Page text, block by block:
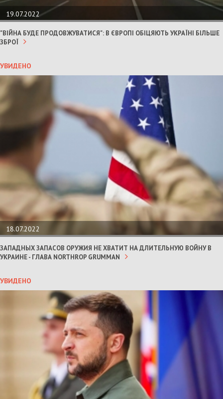
19.07.2022
"ВІЙНА БУДЕ ПРОДОВЖУВАТИСЯ": В ЄВРОПІ ОБІЦЯЮТЬ УКРАЇНІ БІЛЬШЕ
ЗБРОЇ
УВИДЕНО
18.07.2022
ЗАПАДНЫХ ЗАПАСОВ ОРУЖИЯ НЕ ХВАТИТ НА ДЛИТЕЛЬНУЮ ВОЙНУ В
УКРАИНЕ - ГЛАВА NORTHROP GRUMMAN
УВИДЕНО